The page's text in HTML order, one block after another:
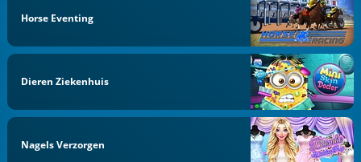
Horse Eventing
Dieren Ziekenhuis
Nagels Verzorgen